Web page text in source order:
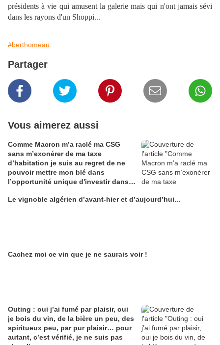
présidents à vie qui amusent la galerie mais qui n'ont jamais sévi
dans les rayons d'un Shoppi...
#berthomeau
Partager
Vous aimerez aussi
Comme Macron m’a raclé ma CSG
sans m’exonérer de ma taxe
d’habitation je suis au regret de ne
pouvoir mettre mon blé dans
l’opportunité unique d'investir dans
Alain Edouard
Le vignoble algérien d’avant-hier et d’aujourd’hui...
Cachez moi ce vin que je ne saurais voir !
Outing : oui j’ai fumé par plaisir, oui
je bois du vin, de la bière un peu, des
spiritueux peu, par pur plaisir… pour
autant, c’est vérifié, je ne suis pas